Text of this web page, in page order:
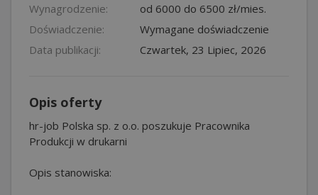
Wynagrodzenie:
od 6000 do 6500 zł/mies.
Doświadczenie:
Wymagane doświadczenie
Data publikacji:
Czwartek, 23 Lipiec, 2026
Opis oferty
hr-job Polska sp. z o.o. poszukuje Pracownika
Produkcji w drukarni
Opis stanowiska: